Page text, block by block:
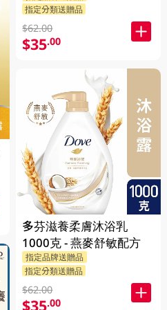
指定分類送贈品
$62.00
$35.00
多芬滋養柔膚沐浴乳
1000克 - 燕麥舒敏配方
指定品牌送贈品
指定分類送贈品
$62.00
$35.00